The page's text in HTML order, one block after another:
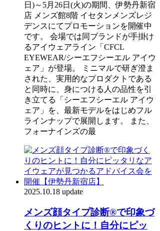
日)～5月26日(火)の期間、伊勢丹新宿
店 メンズ館8階 イセタンメンズレジ
デンスにてプロモーションを開催中
です。 会場では同ブランドが手掛け
るアイウェアライン「CFCL
EYEWEAR/シーエフシーエル アイウ
ェア」が登場。 ミニマルで研ぎ澄ま
された、実用的なプロダクトである
と同時に、身につける人の品性を引
き立てる「シーエフシーエル アイウ
ェア」を、最新モデルをはじめフル
ラインナップで展開します。 また、
フォーナインズの最
2025.10.18 update
メンズ顔タイプ診断®で印象づ
くりのヒントに！自分にピッ